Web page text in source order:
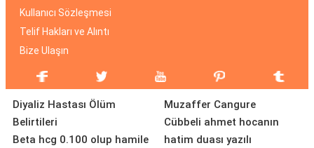
Kullanıcı Sözleşmesi
Telif Hakları ve Alıntı
Bize Ulaşın
Diyaliz Hastası Ölüm
Belirtileri
Beta hcg 0.100 olup hamile
Muzaffer Cangure
Cübbeli ahmet hocanın
hatim duası yazılı